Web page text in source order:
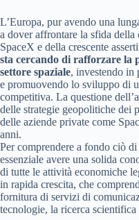
L’Europa, pur avendo una
a dover affrontare la sfida
SpaceX e della crescente
sta cercando di rafforzare la
settore spaziale, investendo in
e promuovendo lo sviluppo di
competitiva. La questione
delle strategie geopolitiche
delle aziende private come
anni.
Per comprendere a fondo ciò
essenziale avere una solida
di tutte le attività economiche
in rapida crescita, che
fornitura di servizi di
tecnologie, la ricerca scientifica